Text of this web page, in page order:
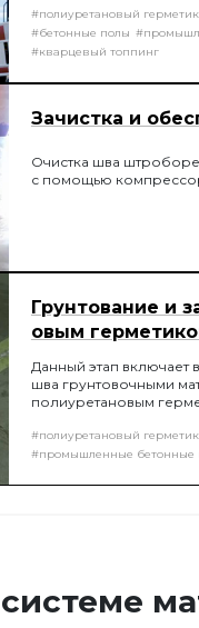
#полиуретановый герметик
#бетонные полы
#кварцевый топпинг
Зачистка и
Очистка шва
с помощью
Грунтование и
овым
Данный этап включает
шва грунтовочными
полиуретановым
#полиуретановый герметик
#промышленные бетонные